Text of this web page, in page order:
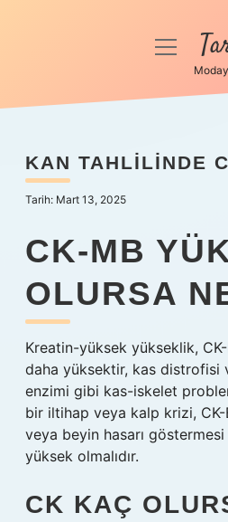
Anasayfa
Yasal Uyarı
menüyü
KAN TAHLILINDE
Tarih: Mart 13, 2025
CK-MB
OLURSA
Kreatin-yüksek yükseklik,
daha yüksektir, kas distrofisi
enzimi gibi kas-iskelet
bir iltihap veya kalp krizi,
veya beyin hasarı
yüksek olmalıdır.
CK KAÇ